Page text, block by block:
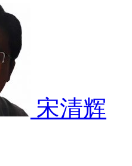
宋清辉